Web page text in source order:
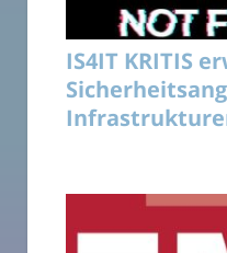
IS4IT KRITIS